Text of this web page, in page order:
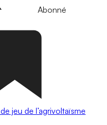
Abonné
jeu de l’agrivoltaïsme